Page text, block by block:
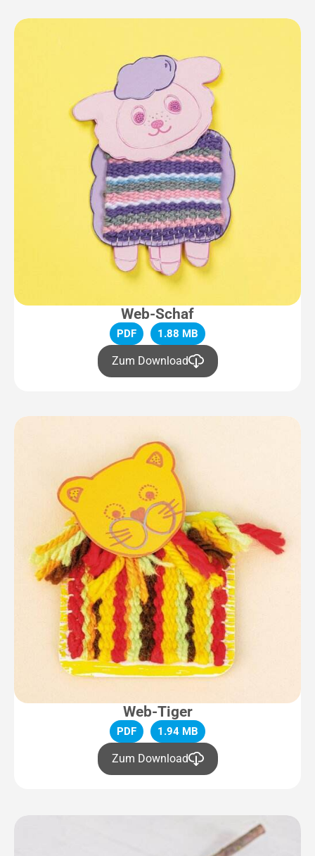
Web-Schaf
PDF 1.88 MB
Zum Download
Web-Tiger
PDF 1.94 MB
Zum Download